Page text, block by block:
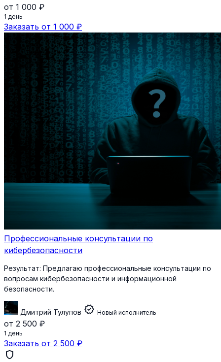
от 1 000 ₽
1 день
Заказать от 1 000 ₽
Профессиональные консультации по
кибербезопасности
Результат: Предлагаю профессиональные консультации по
вопросам кибербезопасности и информационной
безопасности.
Дмитрий Тулупов verified Новый исполнитель
от 2 500 ₽
1 день
Заказать от 2 500 ₽
shield